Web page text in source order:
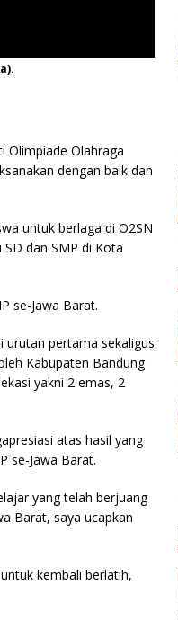
Olimpiade Olahraga
dengan baik dan
untuk berlaga di O2SN
dan SMP di Kota
se-Jawa Barat.
urutan pertama sekaligus
Kabupaten Bandung
yakni 2 emas, 2
atas hasil yang
se-Jawa Barat.
yang telah berjuang
Barat, saya ucapkan
kembali berlatih,